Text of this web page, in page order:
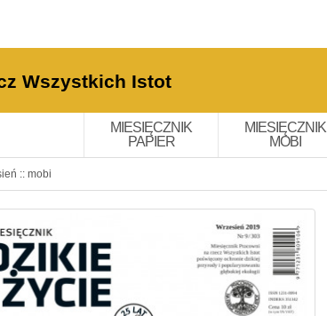
Wszystkich Istot
MIESIĘCZNIK
PAPIER
MIESIĘCZNIK
MOBI
:: mobi